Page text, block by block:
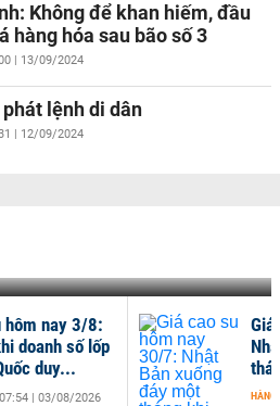
Không để khan hiếm, đầu
hàng hóa sau bão số 3
| 13/09/2024
lệnh di dân
| 12/09/2024
hôm nay 3/8:
doanh số lốp
duy...
07:54 | 03/08/2026 HÀNG